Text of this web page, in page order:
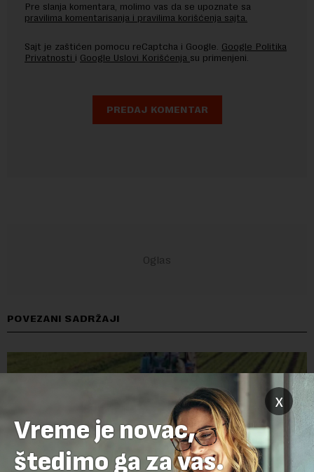
Pre slanja komentara, molimo vas da se upoznate sa
pravilima komentarisanja i pravilima korišćenja sajta.
Sajt je zaštićen pomocu reCaptcha i Google. Google Politika
Privatnosti i Google Uslovi Korišćenja su primenjeni.
POVEZANI SADRŽAJI
x
Vreme je novac,
štedimo ga za vas.